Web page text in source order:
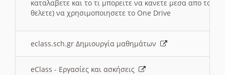
καταλαβετε και το τι μπορειτε να κανετε μεσα απο το
θελετε) να χρησιμοποιησετε το One Drive
eclass.sch.gr Δημιουργία μαθημάτων
eClass - Εργασίες και ασκήσεις